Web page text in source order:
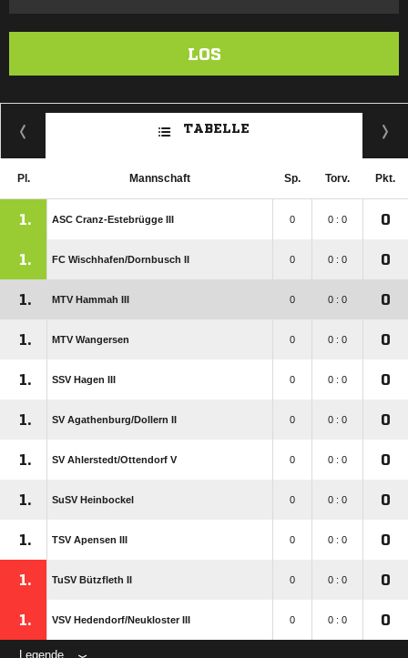
LOS
TABELLE
Pl. Mannschaft Sp. Torv. Pkt.
1. ASC Cranz-Estebrügge III 0 0 : 0 0
1. FC Wischhafen/​Dornbusch II 0 0 : 0 0
1. MTV Hammah III 0 0 : 0 0
1. MTV Wangersen 0 0 : 0 0
1. SSV Hagen III 0 0 : 0 0
1. SV Agathenburg/​Dollern II 0 0 : 0 0
1. SV Ahlerstedt/​Ottendorf V 0 0 : 0 0
1. SuSV Heinbockel 0 0 : 0 0
1. TSV Apensen III 0 0 : 0 0
1. TuSV Bützfleth II 0 0 : 0 0
1. VSV Hedendorf/​Neukloster III 0 0 : 0 0
Legende